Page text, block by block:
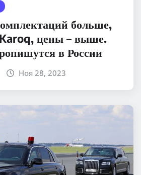
больше,
цены – выше.
в России
Ноя 28, 2023